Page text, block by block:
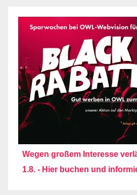
Wegen großem Interesse
1.8. - Hier buchen und